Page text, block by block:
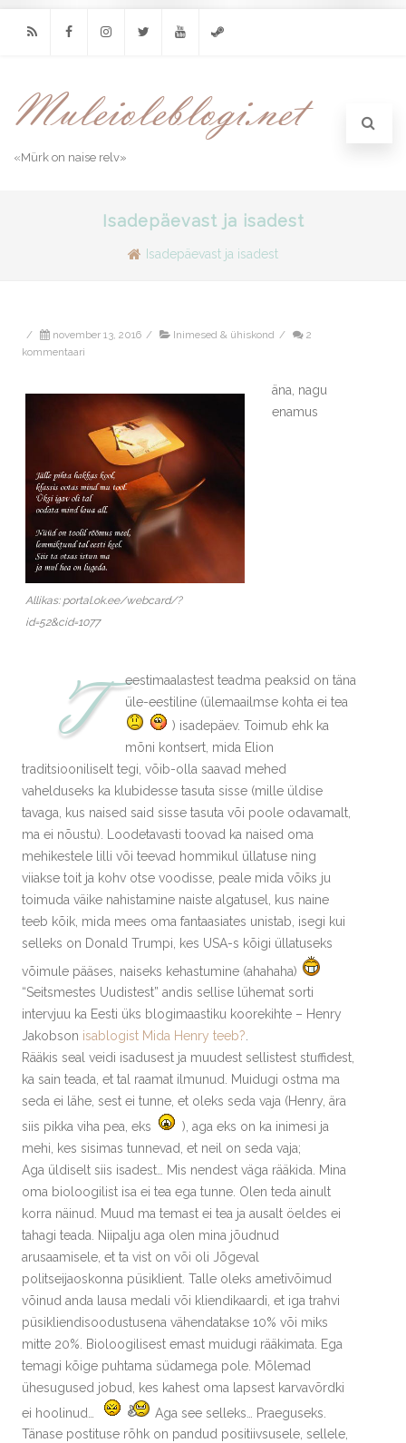
«Mürk on naise relv»
Isadepäevast ja isadest
Isadepäevast ja isadest
/ november 13, 2016 / Inimesed & ühiskond /
2
kommentaari
Allikas: portal.ok.ee/webcard/?
id=52&cid=1077
T
äna, nagu
enamus
eestimaalastest teadma peaksid on täna
üle-eestiline (ülemaailmse kohta ei tea
) isadepäev. Toimub ehk ka
mõni kontsert, mida Elion
traditsiooniliselt tegi, võib-olla saavad mehed
vahelduseks ka klubidesse tasuta sisse (mille üldise
tavaga, kus naised said sisse tasuta või poole odavamalt,
ma ei nõustu). Loodetavasti toovad ka naised oma
mehikestele lilli või teevad hommikul üllatuse ning
viiakse toit ja kohv otse voodisse, peale mida võiks ju
toimuda väike nahistamine naiste algatusel, kus naine
teeb kõik, mida mees oma fantaasiates unistab, isegi kui
selleks on Donald Trumpi, kes USA-s kõigi üllatuseks
võimule pääses, naiseks kehastumine (ahahaha)
“Seitsmestes Uudistest” andis sellise lühemat sorti
intervjuu ka Eesti üks blogimaastiku koorekihte – Henry
Jakobson isablogist Mida Henry teeb?.
Rääkis seal veidi isadusest ja muudest sellistest stuffidest,
ka sain teada, et tal raamat ilmunud. Muidugi ostma ma
seda ei lähe, sest ei tunne, et oleks seda vaja (Henry, ära
siis pikka viha pea, eks
), aga eks on ka inimesi ja
mehi, kes sisimas tunnevad, et neil on seda vaja;
Aga üldiselt siis isadest… Mis nendest väga rääkida. Mina
oma bioloogilist isa ei tea ega tunne. Olen teda ainult
korra näinud. Muud ma temast ei tea ja ausalt öeldes ei
tahagi teada. Niipalju aga olen mina jõudnud
arusaamisele, et ta vist on või oli Jõgeval
politseijaoskonna püsiklient. Talle oleks ametivõimud
võinud anda lausa medali või kliendikaardi, et iga trahvi
püsikliendisoodustusena vähendatakse 10% või miks
mitte 20%. Bioloogilisest emast muidugi rääkimata. Ega
temagi kõige puhtama südamega pole. Mõlemad
ühesugused jobud, kes kahest oma lapsest karvavõrdki
ei hoolinud…
Aga see selleks… Praeguseks.
Tänase postituse rõhk on pandud positiivsusele, sellele,